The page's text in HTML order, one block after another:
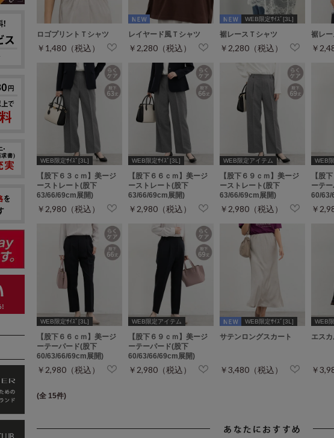
ロゴプリントＴシャツ
￥1,480（税込）
レイヤード風Ｔシャツ
￥2,280（税込）
WEB限定ｻｲｽﾞ[3L]
裾レースＴシャツ
￥2,280（税込）
裾レ
￥
WEB限定ｻｲｽﾞ[3L]
【股下６３ｃｍ】美ージ
ーストレート(股下
63/66/69cm展開)
￥2,980（税込）
WEB限定ｻｲｽﾞ[3L]
【股下６６ｃｍ】美ージ
ーストレート(股下
63/66/69cm展開)
￥2,980（税込）
WEB限定アイテム
【股下６９ｃｍ】美ージ
ーストレート(股下
63/66/69cm展開)
￥2,980（税込）
WEB
【股
ーテ
60/63/
￥
WEB限定ｻｲｽﾞ[3L]
【股下６６ｃｍ】美ージ
ーテーパード(股下
60/63/66/69cm展開)
￥2,980（税込）
WEB限定アイテム
【股下６９ｃｍ】美ージ
ーテーパード(股下
60/63/66/69cm展開)
￥2,980（税込）
WEB限定ｻｲｽﾞ[3L]
サテンロングスカート
￥3,480（税込）
WEB
エス
￥
(全 15件)